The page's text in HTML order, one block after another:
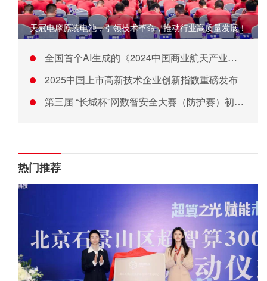
天冠电摩原装电池，引领技术革命，推动行业高质量发展！
全国首个AI生成的《2024中国商业航天产业投资报告》正式发
2025中国上市高新技术企业创新指数重磅发布
第三届 “长城杯”网数智安全大赛（防护赛）初赛成功举办
热门推荐